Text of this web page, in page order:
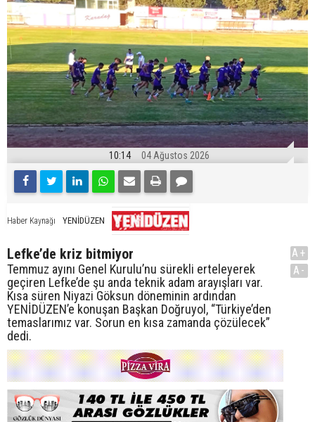
10:14 04 Ağustos 2026
Haber Kaynağı YENİDÜZEN
Lefke’de kriz bitmiyor
Temmuz ayını Genel Kurulu’nu sürekli erteleyerek
geçiren Lefke’de şu anda teknik adam arayışları var.
Kısa süren Niyazi Göksun döneminin ardından
YENİDÜZEN’e konuşan Başkan Doğruyol, “Türkiye’den
temaslarımız var. Sorun en kısa zamanda çözülecek”
dedi.
A+
A-